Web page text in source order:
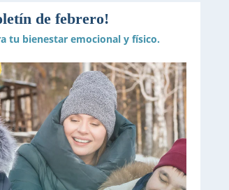
de febrero!
tu bienestar emocional y físico.